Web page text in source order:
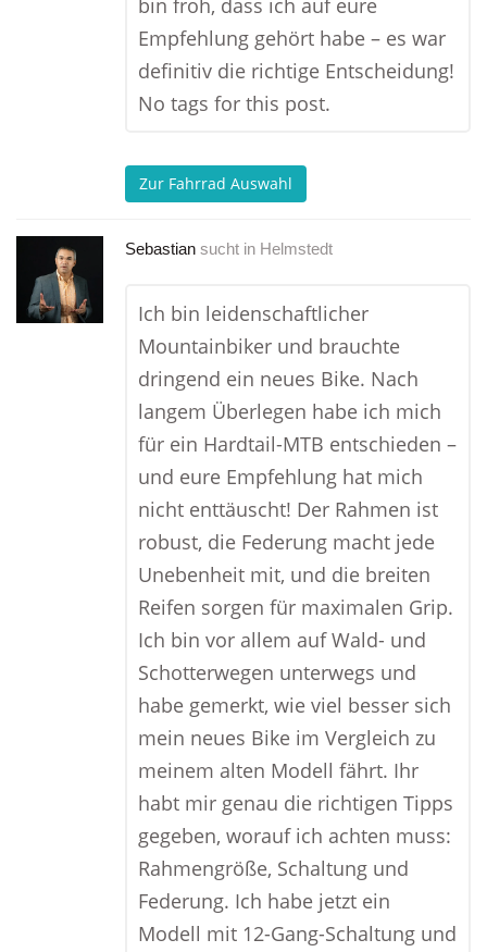
bin froh, dass ich auf eure
Empfehlung gehört habe – es war
definitiv die richtige Entscheidung!
No tags for this post.
Zur Fahrrad Auswahl
Sebastian sucht in Helmstedt
Ich bin leidenschaftlicher
Mountainbiker und brauchte
dringend ein neues Bike. Nach
langem Überlegen habe ich mich
für ein Hardtail-MTB entschieden –
und eure Empfehlung hat mich
nicht enttäuscht! Der Rahmen ist
robust, die Federung macht jede
Unebenheit mit, und die breiten
Reifen sorgen für maximalen Grip.
Ich bin vor allem auf Wald- und
Schotterwegen unterwegs und
habe gemerkt, wie viel besser sich
mein neues Bike im Vergleich zu
meinem alten Modell fährt. Ihr
habt mir genau die richtigen Tipps
gegeben, worauf ich achten muss:
Rahmengröße, Schaltung und
Federung. Ich habe jetzt ein
Modell mit 12-Gang-Schaltung und